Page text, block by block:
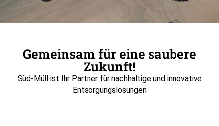
Gemeinsam für eine saubere
Zukunft!
Süd-Müll ist Ihr Partner für nachhaltige und innovative
Entsorgungslösungen